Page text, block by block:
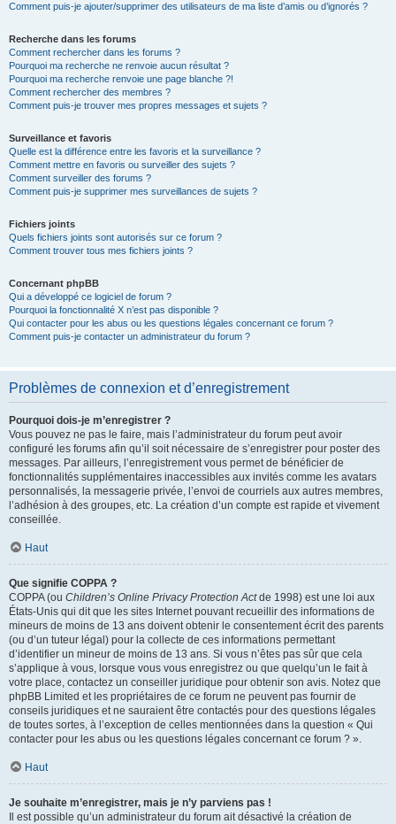
Comment puis-je ajouter/supprimer des utilisateurs de ma liste d’amis ou d’ignorés ?
Recherche dans les forums
Comment rechercher dans les forums ?
Pourquoi ma recherche ne renvoie aucun résultat ?
Pourquoi ma recherche renvoie une page blanche ?!
Comment rechercher des membres ?
Comment puis-je trouver mes propres messages et sujets ?
Surveillance et favoris
Quelle est la différence entre les favoris et la surveillance ?
Comment mettre en favoris ou surveiller des sujets ?
Comment surveiller des forums ?
Comment puis-je supprimer mes surveillances de sujets ?
Fichiers joints
Quels fichiers joints sont autorisés sur ce forum ?
Comment trouver tous mes fichiers joints ?
Concernant phpBB
Qui a développé ce logiciel de forum ?
Pourquoi la fonctionnalité X n’est pas disponible ?
Qui contacter pour les abus ou les questions légales concernant ce forum ?
Comment puis-je contacter un administrateur du forum ?
Problèmes de connexion et d’enregistrement
Pourquoi dois-je m’enregistrer ?
Vous pouvez ne pas le faire, mais l’administrateur du forum peut avoir
configuré les forums afin qu’il soit nécessaire de s’enregistrer pour poster des
messages. Par ailleurs, l’enregistrement vous permet de bénéficier de
fonctionnalités supplémentaires inaccessibles aux invités comme les avatars
personnalisés, la messagerie privée, l’envoi de courriels aux autres membres,
l’adhésion à des groupes, etc. La création d’un compte est rapide et vivement
conseillée.
Haut
Que signifie COPPA ?
COPPA (ou Children’s Online Privacy Protection Actde 1998) est une loi aux
États-Unis qui dit que les sites Internet pouvant recueillir des informations de
mineurs de moins de 13 ans doivent obtenir le consentement écrit des parents
(ou d’un tuteur légal) pour la collecte de ces informations permettant
d’identifier un mineur de moins de 13 ans. Si vous n’êtes pas sûr que cela
s’applique à vous, lorsque vous vous enregistrez ou que quelqu’un le fait à
votre place, contactez un conseiller juridique pour obtenir son avis. Notez que
phpBB Limited et les propriétaires de ce forum ne peuvent pas fournir de
conseils juridiques et ne sauraient être contactés pour des questions légales
de toutes sortes, à l’exception de celles mentionnées dans la question « Qui
contacter pour les abus ou les questions légales concernant ce forum ? ».
Haut
Je souhaite m’enregistrer, mais je n’y parviens pas !
Il est possible qu’un administrateur du forum ait désactivé la création de